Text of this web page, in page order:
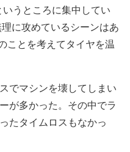
うところに集中してい
に攻めているシーンはあ
ことを考えてタイヤを温
でマシンを壊してしまい
が多かった。その中でラ
たタイムロスもなかっ